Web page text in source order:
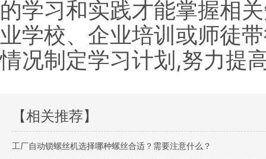
的学习和实践才能掌握相
业学校、企业培训或师徒
情况制定学习计划,努力提
【相关推荐】
工厂自动锁螺丝机选择哪种螺丝合适？需要注意什么？